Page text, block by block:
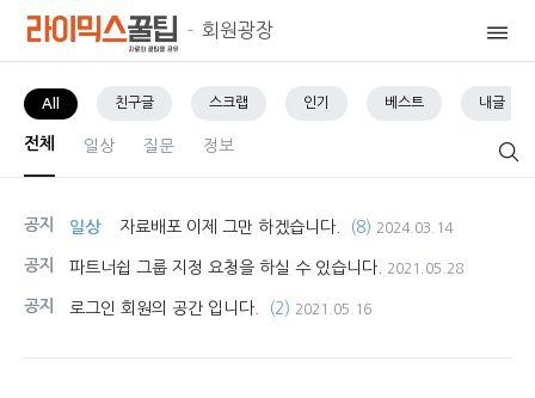
회원광장
All 친구글 스크랩 인기 베스트 내글
전체 일상 질문 정보
공지 일상 자료배포 이제 그만 하겠습니다. (8) 2024.03.14
공지 파트너쉽 그룹 지정 요청을 하실 수 있습니다. 2021.05.28
공지 로그인 회원의 공간 입니다. (2) 2021.05.16